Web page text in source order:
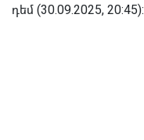
դեմ (30.09.2025, 20:45):